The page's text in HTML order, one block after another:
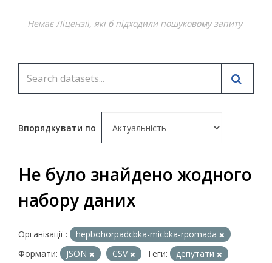
Немає Ліцензії, які б підходили пошуковому запиту
Впорядкувати по
Не було знайдено жодного
набору даних
Організації :
hepbohorpadcbka-micbka-rpomada
Формати:
JSON CSV Теги:
депутати